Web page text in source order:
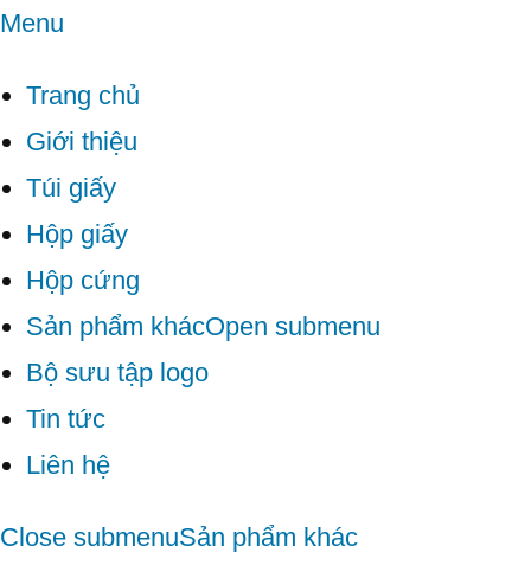
Menu
Trang chủ
Giới thiệu
Túi giấy
Hộp giấy
Hộp cứng
Sản phẩm khácOpen submenu
Bộ sưu tập logo
Tin tức
Liên hệ
Close submenuSản phẩm khác